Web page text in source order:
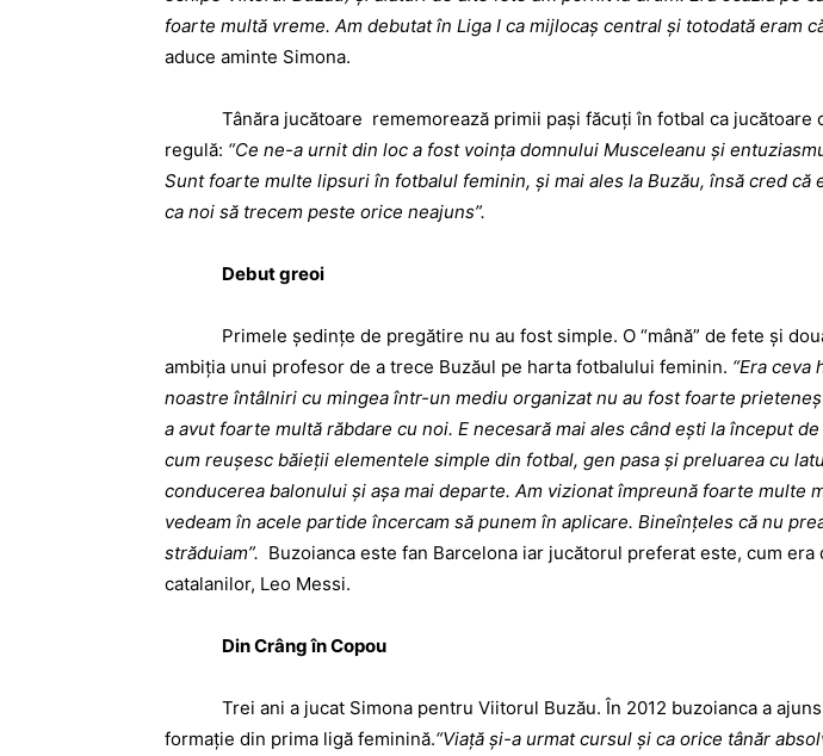
foarte multă vreme. Am debutat în Liga I ca mijlocaş central şi totodată eram
aduce aminte Simona.
Tânăra jucătoare rememorează primii paşi făcuţi în fotbal ca jucătoare
regulă: “Ce ne-a urnit din loc a fost voinţa domnului Musceleanu şi
Sunt foarte multe lipsuri în fotbalul feminin, şi mai ales la Buzău, însă cred că
ca noi să trecem peste orice neajuns”.
Debut greoi
Primele şedinţe de pregătire nu au fost simple. O “mână” de fete şi
ambiţia unui profesor de a trece Buzăul pe harta fotbalului feminin. “Era ceva
noastre întâlniri cu mingea într-un mediu organizat nu au fost foarte
a avut foarte multă răbdare cu noi. E necesară mai ales când eşti la început
cum reuşesc băieţii elementele simple din fotbal, gen pasa şi preluarea cu
conducerea balonului şi aşa mai departe. Am vizionat împreună foarte multe
vedeam în acele partide încercam să punem în aplicare. Bineînţeles că nu
străduiam”. Buzoianca este fan Barcelona iar jucătorul preferat este, cum era
catalanilor, Leo Messi.
Din Crâng în Copou
Trei ani a jucat Simona pentru Viitorul Buzău. În 2012 buzoianca a ajuns
formaţie din prima ligă feminină.“Viaţă şi-a urmat cursul şi ca orice tânăr